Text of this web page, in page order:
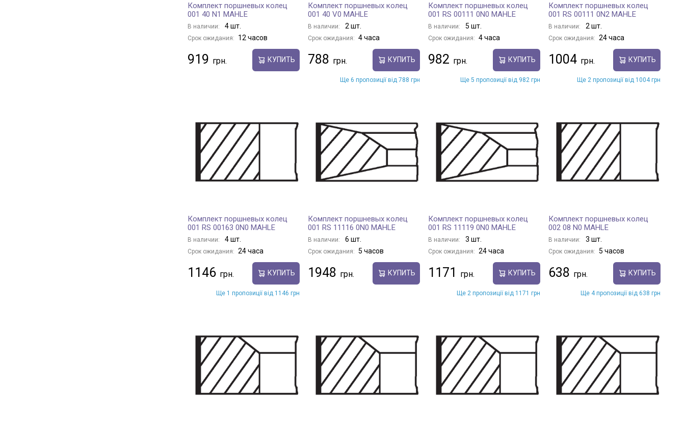
Комплект поршневых колец
001 40 N1 MAHLE
В наличии: 4 шт.
Срок ожидания: 12 часов
919 КУПИТЬ
Комплект поршневых колец
001 40 V0 MAHLE
В наличии: 2 шт.
Срок ожидания: 4 часа
788 КУПИТЬ
Ще 6 пропозиції від 788 грн
Комплект поршневых колец
001 RS 00111 0N0 MAHLE
В наличии: 5 шт.
Срок ожидания: 4 часа
982 КУПИТЬ
Ще 5 пропозиції від 982 грн
Комплект поршневых колец
001 RS 00111 0N2 MAHLE
В наличии: 2 шт.
Срок ожидания: 24 часа
1004 КУПИТЬ
Ще 2 пропозиції від 1004 грн
Комплект поршневых колец
001 RS 00163 0N0 MAHLE
В наличии: 4 шт.
Срок ожидания: 24 часа
1146 КУПИТЬ
Ще 1 пропозиції від 1146 грн
Комплект поршневых колец
001 RS 11116 0N0 MAHLE
В наличии: 6 шт.
Срок ожидания: 5 часов
1948 КУПИТЬ
Комплект поршневых колец
001 RS 11119 0N0 MAHLE
В наличии: 3 шт.
Срок ожидания: 24 часа
1171 КУПИТЬ
Ще 2 пропозиції від 1171 грн
Комплект поршневых колец
002 08 N0 MAHLE
В наличии: 3 шт.
Срок ожидания: 5 часов
638 КУПИТЬ
Ще 4 пропозиції від 638 грн